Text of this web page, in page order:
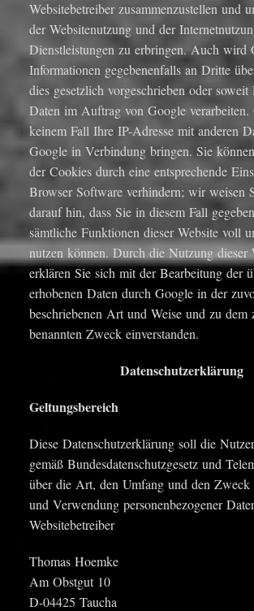
Websitebetreiber zusammenzustellen und
der Websitenutzung und der
Dienstleistungen zu erbringen. Auch wird
Informationen gegebenenfalls an Dritte
dies gesetzlich vorgeschrieben oder
Daten im Auftrag von Google
keinem Fall Ihre IP-Adresse mit anderen
Google in Verbindung bringen. Sie
der Cookies durch eine entsprechende
Browser Software verhindern; wir weisen
darauf hin, dass Sie in diesem Fall
sämtliche Funktionen dieser Website voll
nutzen können. Durch die Nutzung dieser
erklären Sie sich mit der Bearbeitung der
erhobenen Daten durch Google in der
beschriebenen Art und Weise und zu dem
benannten Zweck einverstanden.
Datenschutzerklärung
Geltungsbereich
Diese Datenschutzerklärung soll die
gemäß Bundesdatenschutzgesetz und
über die Art, den Umfang und den Zweck
und Verwendung personenbezogener
Websitebetreiber
Thomas Hoemke
Am Obstgut 10
D-04425 Taucha